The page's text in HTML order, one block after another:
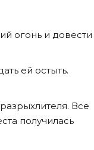
огонь и довести
ей остыть.
Все
получилась